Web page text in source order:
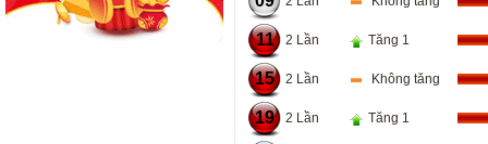
11 2 Lần Tăng 1
15 2 Lần Không tăng
19 2 Lần Tăng 1